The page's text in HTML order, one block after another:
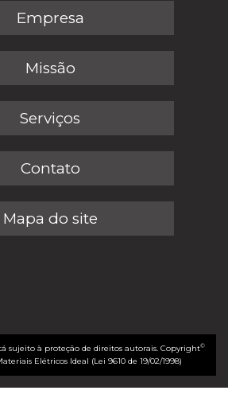
Empresa
Missão
Serviços
Contato
Mapa do site
sujeito à proteção de direitos autorais. Copyright©
Elétricos Ideal (Lei 9610 de 19/02/1998)